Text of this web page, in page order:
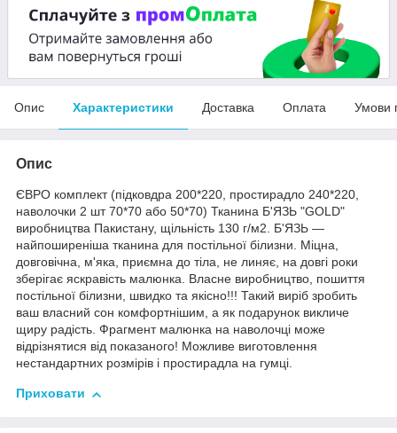
Опис Характеристики Доставка Оплата Умови
Опис
ЄВРО комплект (підковдра 200*220, простирадло 240*220,
наволочки 2 шт 70*70 або 50*70) Тканина Б'ЯЗЬ "GOLD"
виробництва Пакистану, щільність 130 г/м2. Б'ЯЗЬ —
найпоширеніша тканина для постільної білизни. Міцна,
довговічна, м'яка, приємна до тіла, не линяє, на довгі роки
зберігає яскравість малюнка. Власне виробництво, пошиття
постільної білизни, швидко та якісно!!! Такий виріб зробить
ваш власний сон комфортнішим, а як подарунок викличе
щиру радість. Фрагмент малюнка на наволочці може
відрізнятися від показаного! Можливе виготовлення
нестандартних розмірів і простирадла на гумці.
Приховати